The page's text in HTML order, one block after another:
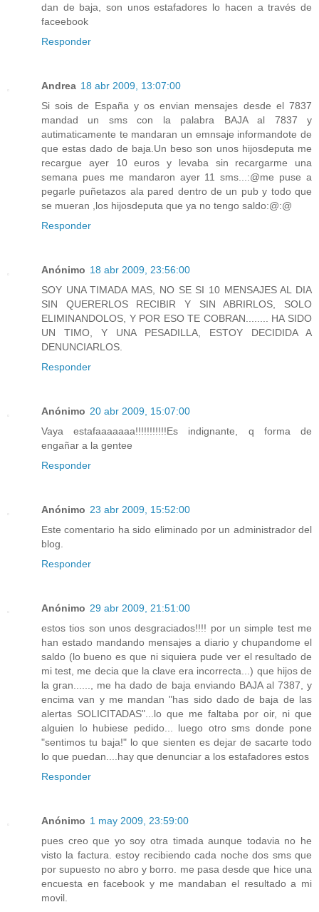
dan de baja, son unos estafadores lo hacen a través de
faceebook
Responder
Andrea 18 abr 2009, 13:07:00
Si sois de España y os envian mensajes desde el 7837
mandad un sms con la palabra BAJA al 7837 y
autimaticamente te mandaran un emnsaje informandote de
que estas dado de baja.Un beso son unos hijosdeputa me
recargue ayer 10 euros y levaba sin recargarme una
semana pues me mandaron ayer 11 sms...:@me puse a
pegarle puñetazos ala pared dentro de un pub y todo que
se mueran ,los hijosdeputa que ya no tengo saldo:@:@
Responder
Anónimo 18 abr 2009, 23:56:00
SOY UNA TIMADA MAS, NO SE SI 10 MENSAJES AL DIA
SIN QUERERLOS RECIBIR Y SIN ABRIRLOS, SOLO
ELIMINANDOLOS, Y POR ESO TE COBRAN........ HA SIDO
UN TIMO, Y UNA PESADILLA, ESTOY DECIDIDA A
DENUNCIARLOS.
Responder
Anónimo 20 abr 2009, 15:07:00
Vaya estafaaaaaaa!!!!!!!!!!!Es indignante, q forma de
engañar a la gentee
Responder
Anónimo 23 abr 2009, 15:52:00
Este comentario ha sido eliminado por un administrador del
blog.
Responder
Anónimo 29 abr 2009, 21:51:00
estos tios son unos desgraciados!!!! por un simple test me
han estado mandando mensajes a diario y chupandome el
saldo (lo bueno es que ni siquiera pude ver el resultado de
mi test, me decia que la clave era incorrecta...) que hijos de
la gran......, me ha dado de baja enviando BAJA al 7387, y
encima van y me mandan "has sido dado de baja de las
alertas SOLICITADAS"...lo que me faltaba por oir, ni que
alguien lo hubiese pedido... luego otro sms donde pone
"sentimos tu baja!" lo que sienten es dejar de sacarte todo
lo que puedan....hay que denunciar a los estafadores estos
Responder
Anónimo 1 may 2009, 23:59:00
pues creo que yo soy otra timada aunque todavia no he
visto la factura. estoy recibiendo cada noche dos sms que
por supuesto no abro y borro. me pasa desde que hice una
encuesta en facebook y me mandaban el resultado a mi
movil.